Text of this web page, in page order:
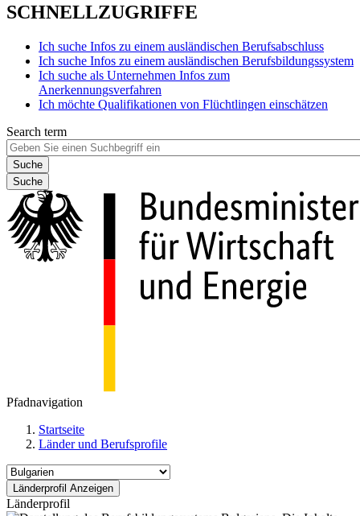
SCHNELLZUGRIFFE
Ich suche Infos zu einem ausländischen Berufsabschluss
Ich suche Infos zu einem ausländischen Berufsbildungssystem
Ich suche als Unternehmen Infos zum
Anerkennungsverfahren
Ich möchte Qualifikationen von Flüchtlingen einschätzen
Search term
Suche
Pfadnavigation
Startseite
Länder und Berufsprofile
Länderprofil